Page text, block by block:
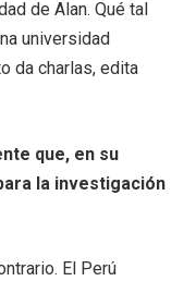
de Alan. Qué tal
universidad
da charlas, edita
que, en su
la investigación
El Perú